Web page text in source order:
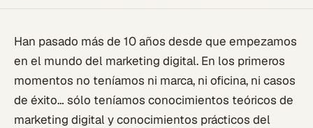
Han pasado más de 10 años desde que empezamos
en el mundo del marketing digital. En los primeros
momentos no teníamos ni marca, ni oficina, ni casos
de éxito… sólo teníamos conocimientos teóricos de
marketing digital y conocimientos prácticos del